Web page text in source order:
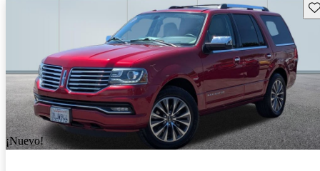
¡Nuevo!